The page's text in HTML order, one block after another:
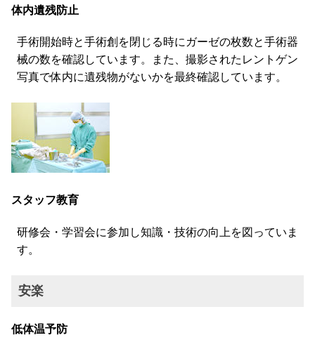
体内遺残防止
手術開始時と手術創を閉じる時にガーゼの枚数と手術器
械の数を確認しています。また、撮影されたレントゲン
写真で体内に遺残物がないかを最終確認しています。
スタッフ教育
研修会・学習会に参加し知識・技術の向上を図っていま
す。
安楽
低体温予防